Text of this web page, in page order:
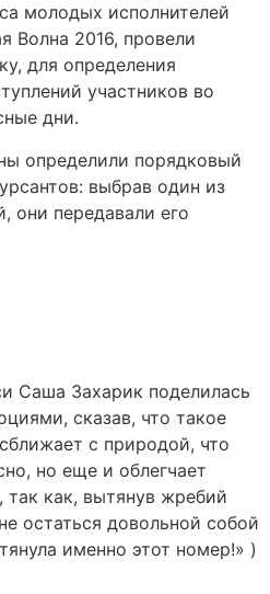
молодых исполнителей
Волна 2016, провели
для определения
участников во
дни.
определили порядковый
выбрав один из
они передавали его
Саша Захарик поделилась
сказав, что такое
с природой, что
но еще и облегчает
так как, вытянув жребий
остаться довольной собой
именно этот номер!» )